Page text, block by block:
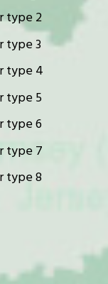
type 2
type 3
type 4
type 5
type 6
type 7
type 8